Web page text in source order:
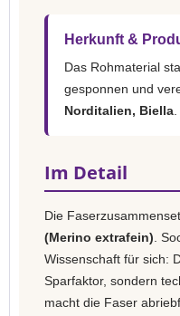
Herkunft &
Das Rohmaterial
gesponnen und
Norditalien, Biella
Im Detail
Die
(Merino extrafein) .
Wissenschaft für sich:
Sparfaktor, sondern
macht die Faser